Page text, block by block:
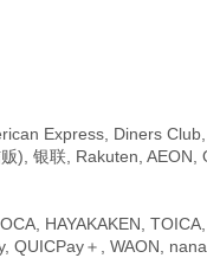
Express, Diners
), 银联, Rakuten, AEON,
HAYAKAKEN,
QUICPay＋, WAON,